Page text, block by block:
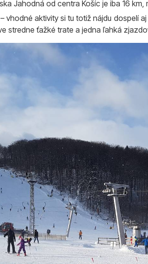
Jahodná od centra Košíc je iba 16
vhodné aktivity si tu totiž nájdu dospelí
stredne ťažké trate a jedna ľahká